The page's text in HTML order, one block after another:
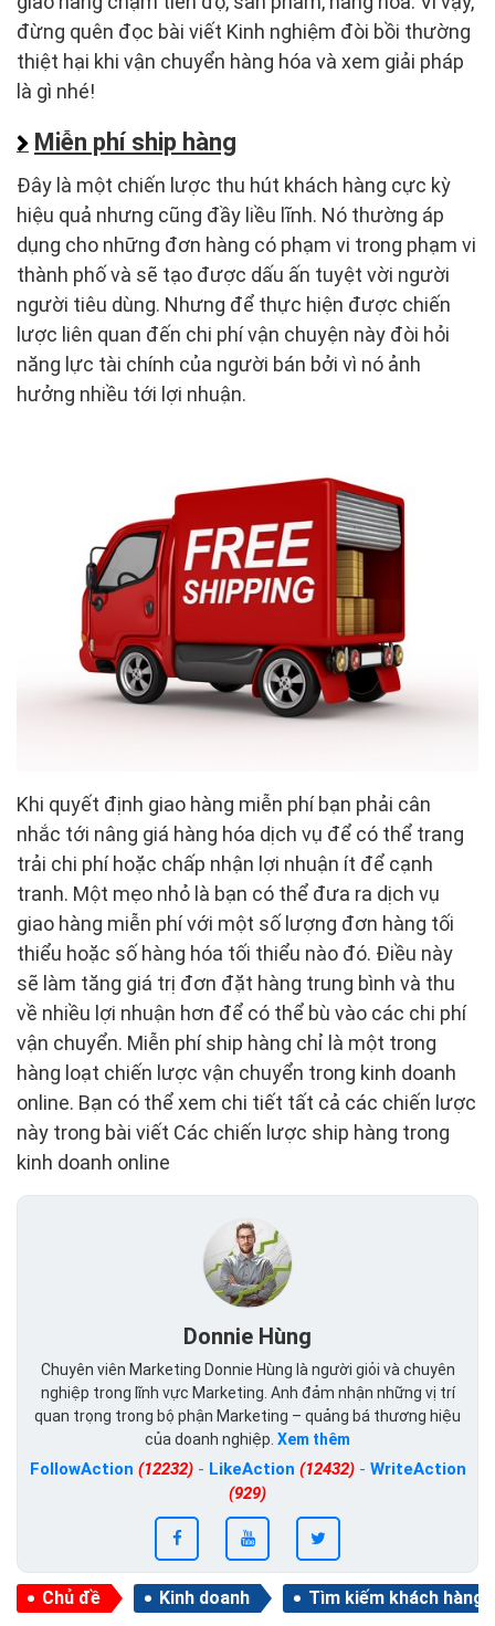
đừng quên đọc bài viết Kinh nghiệm đòi bồi thường
thiệt hại khi vận chuyển hàng hóa và xem giải pháp
là gì nhé!
Miễn phí ship hàng
Đây là một chiến lược thu hút khách hàng cực kỳ
hiệu quả nhưng cũng đầy liều lĩnh. Nó thường áp
dụng cho những đơn hàng có phạm vi trong phạm vi
thành phố và sẽ tạo được dấu ấn tuyệt vời người
người tiêu dùng. Nhưng để thực hiện được chiến
lược liên quan đến chi phí vận chuyện này đòi hỏi
năng lực tài chính của người bán bởi vì nó ảnh
hưởng nhiều tới lợi nhuận.
Khi quyết định giao hàng miễn phí bạn phải cân
nhắc tới nâng giá hàng hóa dịch vụ để có thể trang
trải chi phí hoặc chấp nhận lợi nhuận ít để cạnh
tranh. Một mẹo nhỏ là bạn có thể đưa ra dịch vụ
giao hàng miễn phí với một số lượng đơn hàng tối
thiểu hoặc số hàng hóa tối thiểu nào đó. Điều này
sẽ làm tăng giá trị đơn đặt hàng trung bình và thu
về nhiều lợi nhuận hơn để có thể bù vào các chi phí
vận chuyển. Miễn phí ship hàng chỉ là một trong
hàng loạt chiến lược vận chuyển trong kinh doanh
online. Bạn có thể xem chi tiết tất cả các chiến lược
này trong bài viết Các chiến lược ship hàng trong
kinh doanh online
Donnie Hùng
Chuyên viên Marketing Donnie Hùng là người giỏi và chuyên
nghiệp trong lĩnh vực Marketing. Anh đảm nhận những vị trí
quan trọng trong bộ phận Marketing – quảng bá thương hiệu
của doanh nghiệp. Xem thêm
FollowAction (12232)- LikeAction (12432)- WriteAction
(929)
Chủ đề Kinh doanh Tìm kiếm khách hàng